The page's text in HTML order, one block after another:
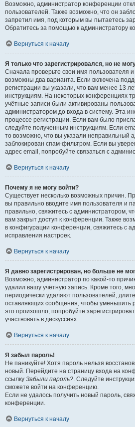
Возможно, администратор конференции
пользователей. Также возможно, что он
запретил имя, под которым вы пытаетесь
Обратитесь за помощью к администратору
Вернуться к началу
Я только что зарегистрировался, но не
Сначала проверьте свои имя пользователя
возможны два варианта. Если включена
регистрации вы указали, что вам менее 13
инструкциям. На некоторых конференциях
учётные записи были активированы
администратором до входа в систему. Эта
процессе регистрации. Если вам было
следуйте полученным инструкциям. Если
то возможно, что вы указали неправильный
заблокирован спам-фильтром. Если вы
адрес email, попробуйте связаться с
Вернуться к началу
Почему я не могу войти?
Существует несколько возможных причин.
вы правильно вводите имя пользователя и
правильно, свяжитесь с администратором,
вам закрыт доступ к конференции. Также
в конфигурации конференции, свяжитесь с
исправления настроек.
Вернуться к началу
Я давно зарегистрирован, но больше не
Возможно, администратор по какой-то
удалил вашу учётную запись. Кроме того,
периодически удаляют пользователей,
оставляющих сообщения, чтобы уменьшить
это произошло, попробуйте
участвовать в дискуссиях.
Вернуться к началу
Я забыл пароль!
Не паникуйте! Хотя пароль нельзя
новый. Перейдите на страницу входа на
ссылку Забыли пароль?. Следуйте
сможете войти на конференцию.
Если не удалось получить новый пароль,
конференции.
Вернуться к началу